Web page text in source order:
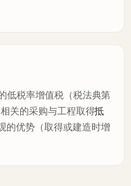
低税率增值税（税法典第
关的采购与工程取得抵
的优势（取得或建造时增